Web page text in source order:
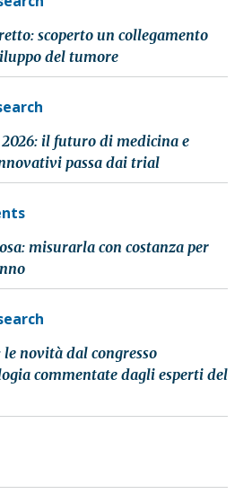
scoperto un collegamento
del tumore
il futuro di medicina e
passa dai trial
misurarla con costanza per
le novità dal congresso
commentate dagli esperti del